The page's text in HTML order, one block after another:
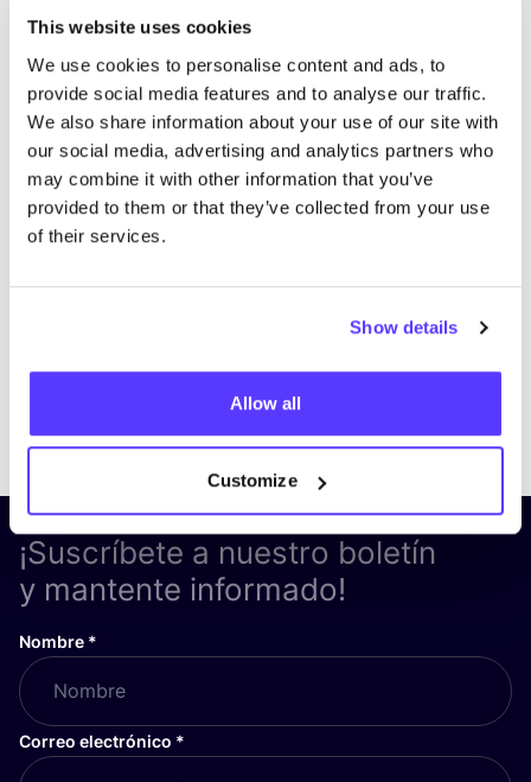
This website uses cookies
We use cookies to personalise content and ads, to
provide social media features and to analyse our traffic.
We also share information about your use of our site with
our social media, advertising and analytics partners who
may combine it with other information that you’ve
provided to them or that they’ve collected from your use
of their services.
Show details
Allow all
Customize
¡Suscríbete a nuestro boletín
y mantente informado!
Nombre *
Correo electrónico *